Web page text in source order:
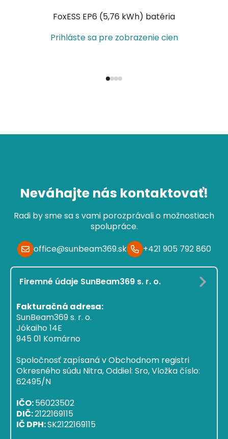
FoxESS EP6 (5,76 kWh) batéria
Prihláste sa pre zobrazenie cien
Neváhajte nás kontaktovať!
Radi by sme sa s vami porozprávali o možnostiach
spolupráce.
office@sunbeam369.sk
+421 905 792 860
Firemné údaje SunBeam369 s. r. o.
Fakturačná adresa:
SunBeam369 s. r. o.
Jókaiho 14E
945 01 Komárno
Spoločnosť zapísaná v Obchodnom registri
Okresného súdu Nitra, Oddiel: Sro, Vložka číslo:
62495/N
IČO:56023502
DIČ:2122169115
IČ DPH:SK2122169115